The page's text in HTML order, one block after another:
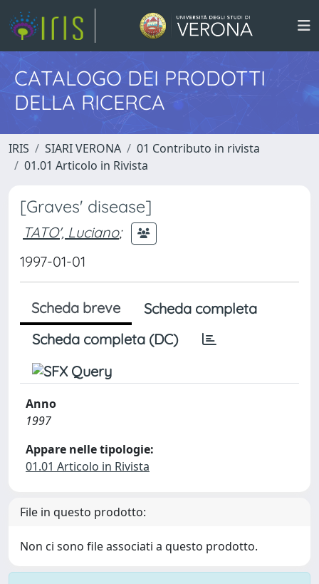
CATALOGO DEI PRODOTTI
DELLA RICERCA
IRIS SIARI VERONA
01 Contributo in rivista
01.01 Articolo in Rivista
[Graves' disease]
TATO', Luciano;
1997-01-01
Scheda breve
Scheda completa
Scheda completa (DC)
Anno
1997
Appare nelle tipologie:
01.01 Articolo in Rivista
File in questo prodotto:
Non ci sono file associati a questo prodotto.